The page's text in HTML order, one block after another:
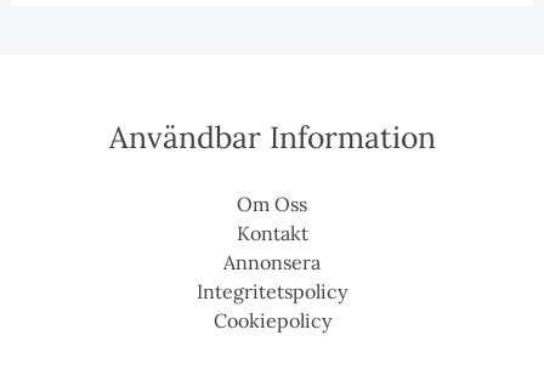
Användbar Information
Om Oss
Kontakt
Annonsera
Integritetspolicy
Cookiepolicy